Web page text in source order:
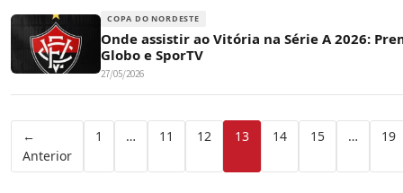
COPA DO NORDESTE
Onde assistir ao Vitória na Série A 2026:
Globo e SporTV
27/05/2026
Paginação
de
←
Anterior
1 … 11 12 13 14 15 … 19